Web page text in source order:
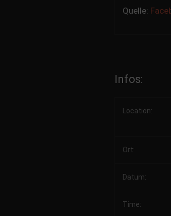
Quelle:
Infos:
Location:
Ort:
Datum:
Time: